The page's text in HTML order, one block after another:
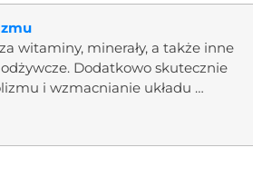
witaminy, minerały, a także inne
Dodatkowo skutecznie
i wzmacnianie układu …